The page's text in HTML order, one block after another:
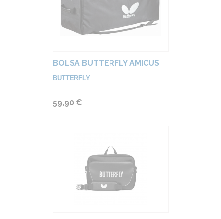
BOLSA BUTTERFLY AMICUS
BUTTERFLY
59,90 €